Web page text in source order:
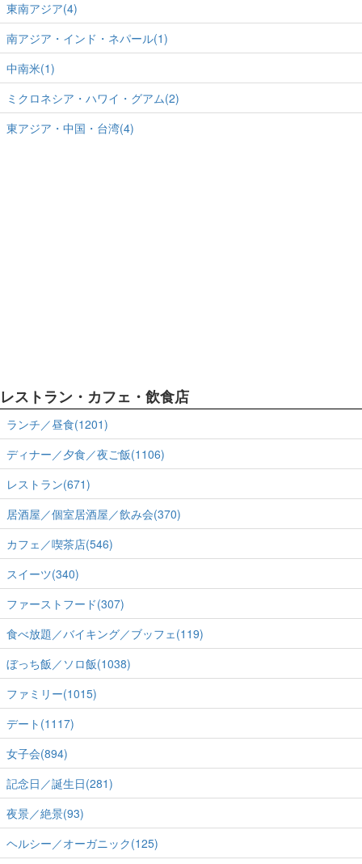
東南アジア(4)
南アジア・インド・ネパール(1)
中南米(1)
ミクロネシア・ハワイ・グアム(2)
東アジア・中国・台湾(4)
レストラン・カフェ・飲食店
ランチ／昼食(1201)
ディナー／夕食／夜ご飯(1106)
レストラン(671)
居酒屋／個室居酒屋／飲み会(370)
カフェ／喫茶店(546)
スイーツ(340)
ファーストフード(307)
食べ放題／バイキング／ブッフェ(119)
ぼっち飯／ソロ飯(1038)
ファミリー(1015)
デート(1117)
女子会(894)
記念日／誕生日(281)
夜景／絶景(93)
ヘルシー／オーガニック(125)